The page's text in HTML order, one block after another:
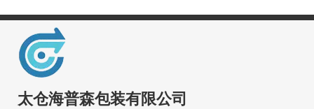
太仓海普森包装有限公司